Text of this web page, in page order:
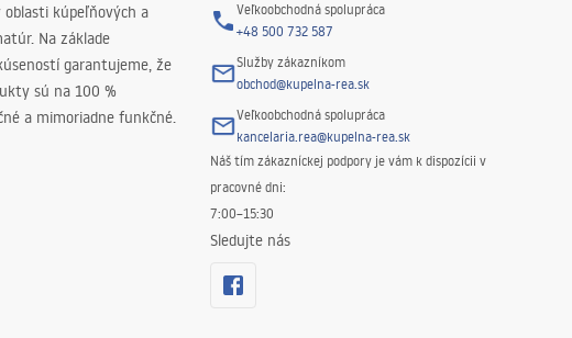
oblasti kúpeľňových a
Na základe
garantujeme, že
sú na 100 %
a mimoriadne funkčné.
Veľkoobchodná spolupráca
+48 500 732 587
Služby zákazníkom
obchod@kupelna-rea.sk
Veľkoobchodná spolupráca
kancelaria.rea@kupelna-rea.sk
Náš tím zákazníckej podpory je vám k dispozícii v
pracovné dni:
7:00–15:30
Sledujte nás